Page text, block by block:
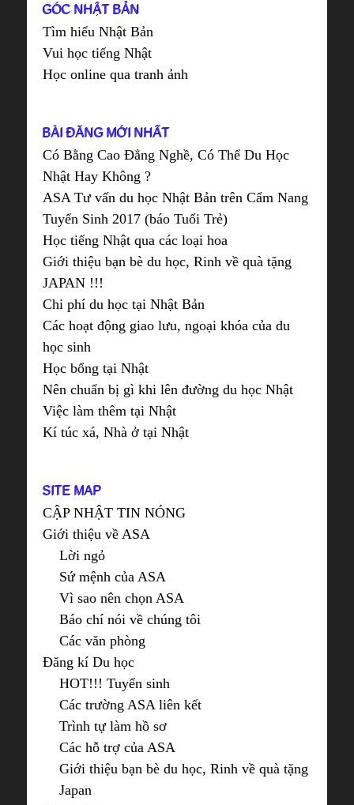
GÓC NHẬT BẢN
Tìm hiểu Nhật Bản
Vui học tiếng Nhật
Học online qua tranh ảnh
BÀI ĐĂNG MỚI NHẤT
Có Bằng Cao Đẳng Nghề, Có Thể Du Học
Nhật Hay Không ?
ASA Tư vấn du học Nhật Bản trên Cẩm Nang
Tuyển Sinh 2017 (báo Tuổi Trẻ)
Học tiếng Nhật qua các loại hoa
Giới thiệu bạn bè du học, Rinh về quà tặng
JAPAN !!!
Chi phí du học tại Nhật Bản
Các hoạt động giao lưu, ngoại khóa của du
học sinh
Học bổng tại Nhật
Nên chuẩn bị gì khi lên đường du học Nhật
Việc làm thêm tại Nhật
Kí túc xá, Nhà ở tại Nhật
SITE MAP
CẬP NHẬT TIN NÓNG
Giới thiệu về ASA
Lời ngỏ
Sứ mệnh của ASA
Vì sao nên chọn ASA
Báo chí nói về chúng tôi
Các văn phòng
Đăng kí Du học
HOT!!! Tuyển sinh
Các trường ASA liên kết
Trình tự làm hồ sơ
Các hỗ trợ của ASA
Giới thiệu bạn bè du học, Rinh về quà tặng
Japan